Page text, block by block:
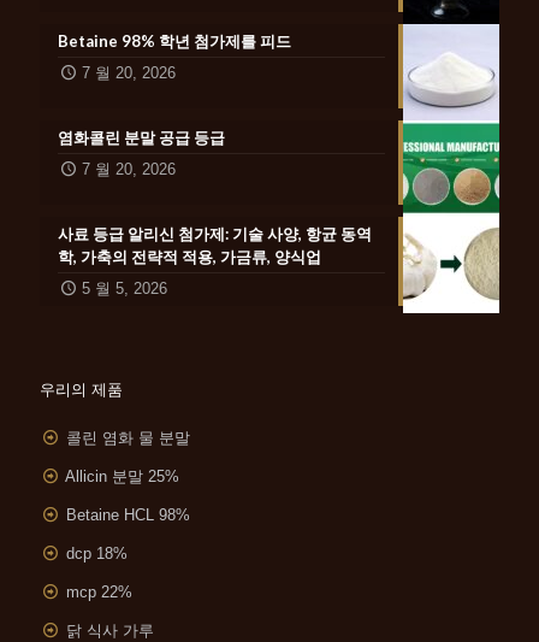
Betaine 98% 학년 첨가제를 피드
7 월 20, 2026
염화콜린 분말 공급 등급
7 월 20, 2026
사료 등급 알리신 첨가제: 기술 사양, 항균 동역
학, 가축의 전략적 적용, 가금류, 양식업
5 월 5, 2026
우리의 제품
콜린 염화 물 분말
Allicin 분말 25%
Betaine HCL 98%
dcp 18%
mcp 22%
닭 식사 가루